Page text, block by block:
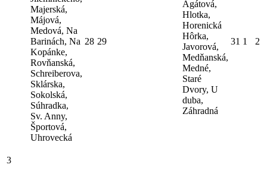
Majerská,
Májová,
Medová, Na
Barinách, Na
Kopánke,
Rovňanská,
Schreiberova,
Sklárska,
Sokolská,
Súhradka,
Sv. Anny,
Športová,
Uhrovecká
28 29
Agátová,
Hlotka,
Horenická
Hôrka,
Javorová,
Medňanská,
Medné,
Staré
Dvory, U
duba,
Záhradná
31 1 2
3